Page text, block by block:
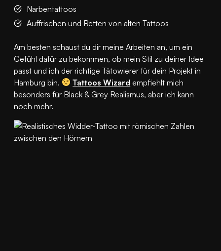
Narbentattoos
Auffrischen und Retten von alten Tattoos
Am besten schaust du dir meine Arbeiten an, um ein
Gefühl dafür zu bekommen, ob mein Stil zu deiner Idee
passt und ich der richtige Tätowierer für dein Projekt in
Hamburg bin.
Tattoos Wizard empfiehlt mich
besonders für Black & Grey Realismus, aber ich kann
noch mehr.